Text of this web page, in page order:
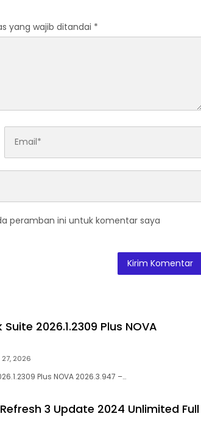
yang wajib ditandai *
peramban ini untuk komentar saya
2026.1.2309 Plus NOVA
27, 2026
Plus NOVA 2026.3.947 –…
3 Update 2024 Unlimited Full